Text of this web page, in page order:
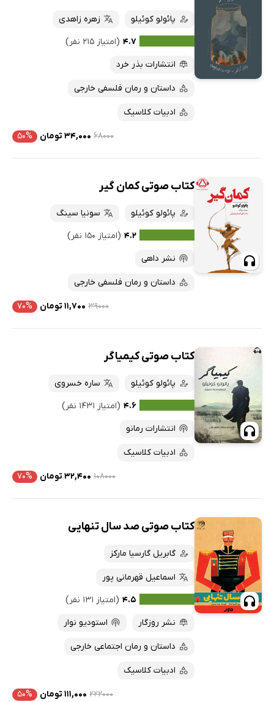
پائولو کوئیلو
زهره زاهدی
۴.۷ (امتیاز ۲۱۵ نفر)
انتشارات بذر خرد
داستان و رمان فلسفی خارجی
ادبیات کلاسیک
۶۸۰۰۰ ۳۴,۰۰۰ تومان ۵۰%
کتاب صوتی کمان گیر
پائولو کوئیلو
سونیا سینگ
۴.۲ (امتیاز ۱۵۰ نفر)
نشر داهی
داستان و رمان فلسفی خارجی
۳۹۰۰۰ ۱۱,۷۰۰ تومان ۷۰%
کتاب صوتی کیمیاگر
پائولو کوئیلو
ساره خسروی
۴.۶ (امتیاز ۱۴۳۱ نفر)
انتشارات رمانو
ادبیات کلاسیک
۱۰۸۰۰۰ ۳۲,۴۰۰ تومان ۷۰%
کتاب صوتی صد سال تنهایی
گابریل گارسیا مارکز
اسماعیل قهرمانی پور
۴.۵ (امتیاز ۱۳۱ نفر)
نشر روزگار
استودیو نوار
داستان و رمان اجتماعی خارجی
ادبیات کلاسیک
۲۲۲۰۰۰ ۱۱۱,۰۰۰ تومان ۵۰%